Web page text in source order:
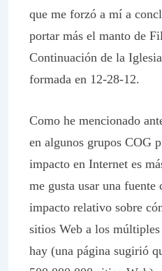
que me forzó a mí a
portar más el manto de
Continuación de la
formada en 12-28-12.
Como he mencionado
en algunos grupos COG
impacto en Internet es
me gusta usar una
impacto relativo sobre
sitios Web a los
hay (una página sugirió